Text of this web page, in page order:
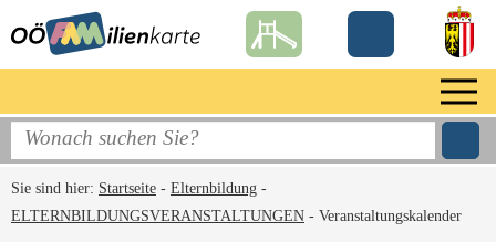
Sie sind hier: Startseite - Elternbildung -
ELTERNBILDUNGSVERANSTALTUNGEN - Veranstaltungskalender